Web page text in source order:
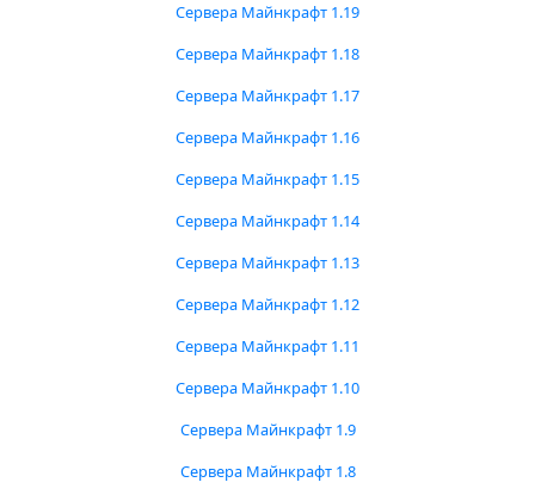
Сервера Майнкрафт 1.19
Сервера Майнкрафт 1.18
Сервера Майнкрафт 1.17
Сервера Майнкрафт 1.16
Сервера Майнкрафт 1.15
Сервера Майнкрафт 1.14
Сервера Майнкрафт 1.13
Сервера Майнкрафт 1.12
Сервера Майнкрафт 1.11
Сервера Майнкрафт 1.10
Сервера Майнкрафт 1.9
Сервера Майнкрафт 1.8